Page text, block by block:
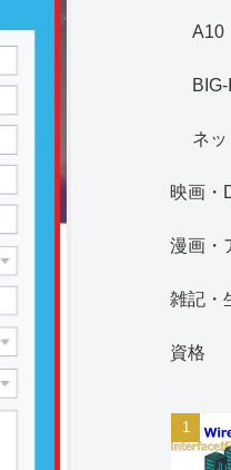
A10
BIG-
ネ
映画・
漫画・
雑記・
資格